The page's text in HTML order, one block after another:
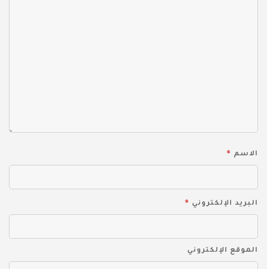
الاسم *
البريد الإلكتروني *
الموقع الإلكتروني